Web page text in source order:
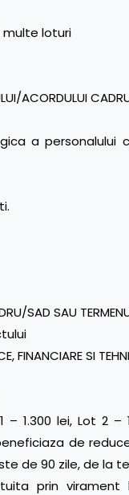
multe loturi
ACORDULUI
a
SAD SAU
FINANCIARE SI
1.300 lei, Lot 2 –
de
de 90 zile, de la
prin virament